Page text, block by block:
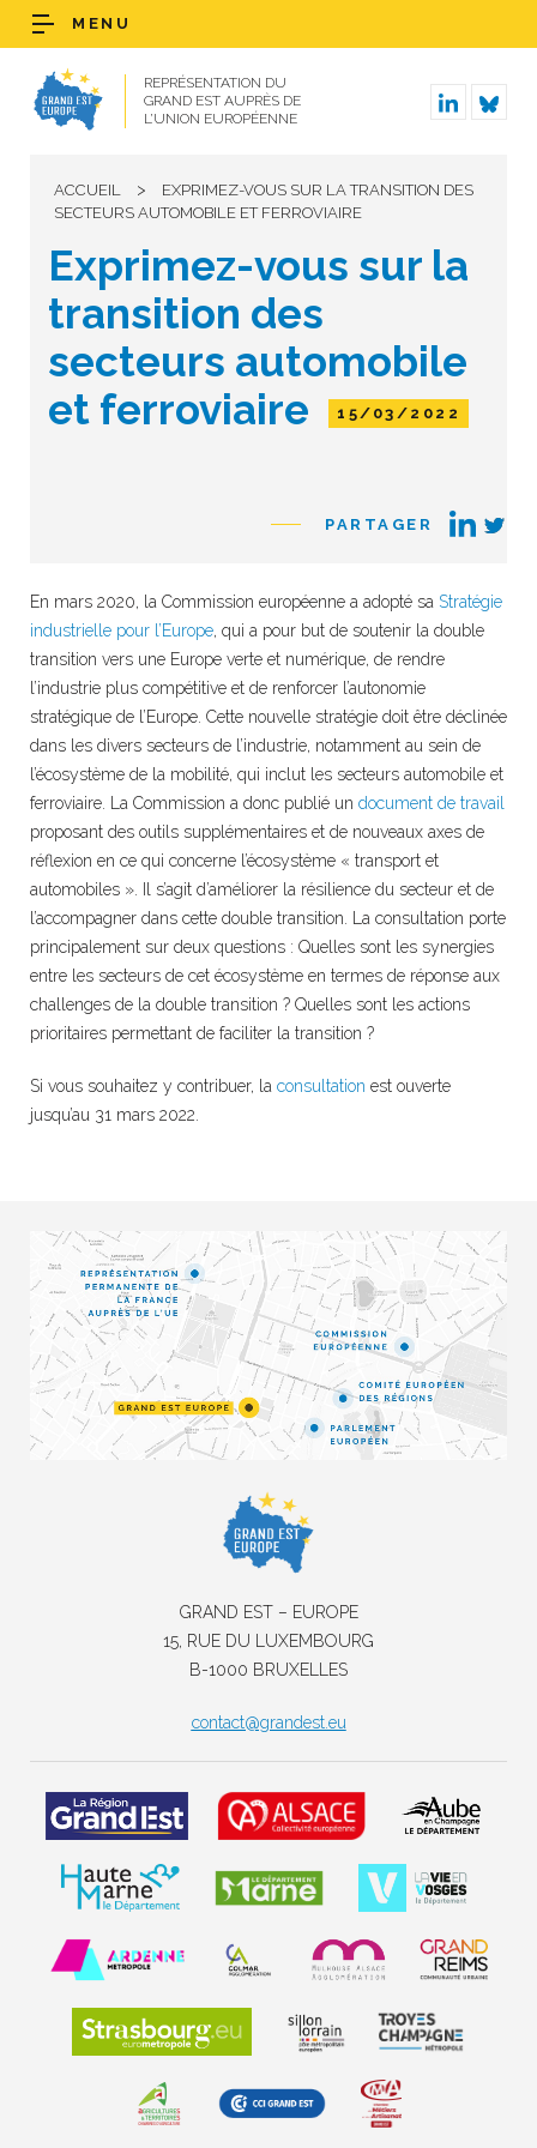
REPRÉSENTATION DU
GRAND EST AUPRÈS DE
L’UNION EUROPÉENNE
MENU
ACCUEIL >
EXPRIMEZ-VOUS SUR LA TRANSITION DES
SECTEURS AUTOMOBILE ET FERROVIAIRE
Exprimez-vous sur la
transition des
secteurs automobile
et ferroviaire
15/03/2022
PARTAGER
En mars 2020, la Commission européenne a adopté sa Stratégie
industrielle pour l’Europe, qui a pour but de soutenir la double
transition vers une Europe verte et numérique, de rendre
l’industrie plus compétitive et de renforcer l’autonomie
stratégique de l’Europe. Cette nouvelle stratégie doit être déclinée
dans les divers secteurs de l’industrie, notamment au sein de
l’écosystème de la mobilité, qui inclut les secteurs automobile et
ferroviaire. La Commission a donc publié un document de travail
proposant des outils supplémentaires et de nouveaux axes de
réflexion en ce qui concerne l’écosystème « transport et
automobiles ». Il s’agit d’améliorer la résilience du secteur et de
l’accompagner dans cette double transition. La consultation porte
principalement sur deux questions : Quelles sont les synergies
entre les secteurs de cet écosystème en termes de réponse aux
challenges de la double transition ? Quelles sont les actions
prioritaires permettant de faciliter la transition ?
Si vous souhaitez y contribuer, la consultation est ouverte
jusqu’au 31 mars 2022.
GRAND EST – EUROPE
15, RUE DU LUXEMBOURG
B-1000 BRUXELLES
contact@grandest.eu